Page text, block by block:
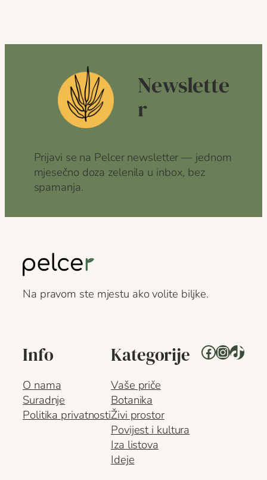
Newslette
r
Prijavi se na Pelcer newsletter — jednom
mjesečno doza zelenila u inbox, bez
spamanja.
Na pravom ste mjestu ako volite biljke.
Info
O nama
Suradnje
Politika privatnosti
Kategorije
Vaše priče
Botanika
Živi prostor
Povijest i kultura
Iza listova
Ideje
Facebook